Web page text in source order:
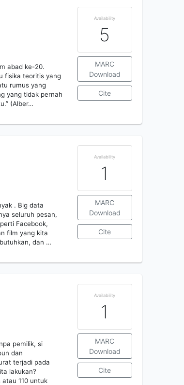
abad ke-20.
fisika teoritis yang
rumus yang
yang tidak pernah
(Alber…
Availability
5
MARC
Download
Cite
. Big data
seluruh pesan,
Facebook,
film yang kita
dan …
Availability
1
MARC
Download
Cite
pemilik, si
dan
terjadi pada
lakukan?
110 untuk
Availability
1
MARC
Download
Cite